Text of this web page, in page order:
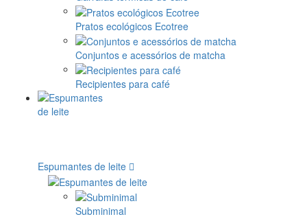
Pratos ecológicos Ecotree
Conjuntos e acessórios de matcha
Recipientes para café
Espumantes de leite
Subminimal